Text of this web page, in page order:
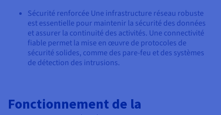
Sécurité renforcée Une infrastructure réseau robuste
est essentielle pour maintenir la sécurité des données
et assurer la continuité des activités. Une connectivité
fiable permet la mise en œuvre de protocoles de
sécurité solides, comme des pare-feu et des systèmes
de détection des intrusions.
Fonctionnement de la